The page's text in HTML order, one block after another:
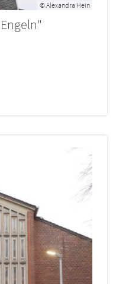
© Alexandra Hein